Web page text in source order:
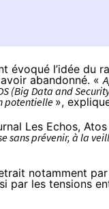
évoqué l’idée du
abandonné. «
(Big Data and
potentielle »,
Les Echos,
sans prévenir, à la
notamment
par les tensions